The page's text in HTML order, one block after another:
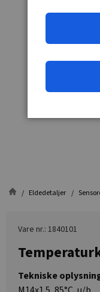
Eldedetaljer
Vare nr.: 1840101
Tekniske